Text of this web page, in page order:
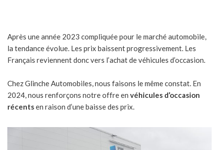
Après une année 2023 compliquée pour le marché automobile,
la tendance évolue. Les prix baissent progressivement. Les
Français reviennent donc vers l’achat de véhicules d’occasion.
Chez Glinche Automobiles, nous faisons le même constat. En
2024, nous renforçons notre offre en véhicules d’occasion
récentsen raison d’une baisse des prix.